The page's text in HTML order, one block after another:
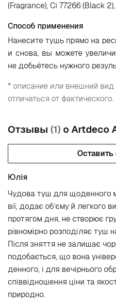
(Fragrance), Ci 77266 (Black
Способ применения
Нанесите тушь прямо на
и снова, вы можете
не добьётесь нужного
* описание или внешний
отличаться от фактического.
Отзывы (1)о Artdeco
Юлія
Чудова туш для щоденного
вії, додає об’єму й легкого
протягом дня, не створює
рівномірно розподіляє туш
Після зняття не залишає
подобається, що вона
денного, і для вечірнього
співвідношення ціни та
природно.